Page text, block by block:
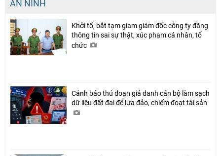
AN NINH
Khởi tố, bắt tạm giam giám đốc công ty đăng
thông tin sai sự thật, xúc phạm cá nhân, tổ
chức
Cảnh báo thủ đoạn giả danh cán bộ làm sạch
dữ liệu đất đai để lừa đảo, chiếm đoạt tài sản